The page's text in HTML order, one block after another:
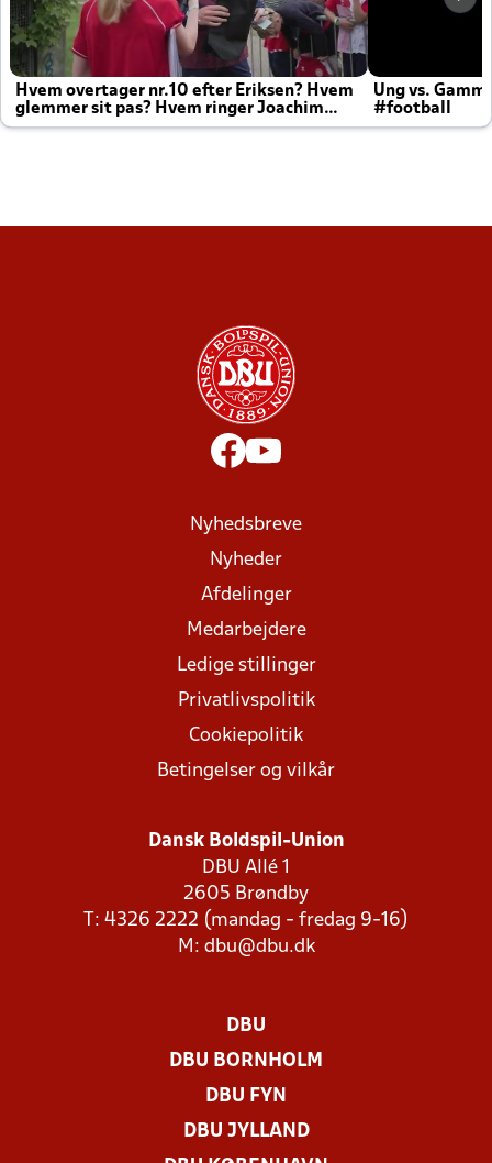
Hvem overtager nr.10 efter Eriksen? Hvem
glemmer sit pas? Hvem ringer Joachim
altid til efter kampe?
Ung vs.
#football
Nyhedsbreve
Nyheder
Afdelinger
Medarbejdere
Ledige stillinger
Privatlivspolitik
Cookiepolitik
Betingelser og vilkår
Dansk Boldspil-Union
DBU Allé 1
2605 Brøndby
T: 4326 2222 (mandag - fredag 9-16)
M: dbu@dbu.dk
DBU
DBU BORNHOLM
DBU FYN
DBU JYLLAND